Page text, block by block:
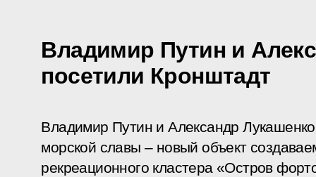
Владимир Путин и
посетили Кронштадт
Владимир Путин и Александр
морской славы – новый объект
рекреационного кластера «Остров